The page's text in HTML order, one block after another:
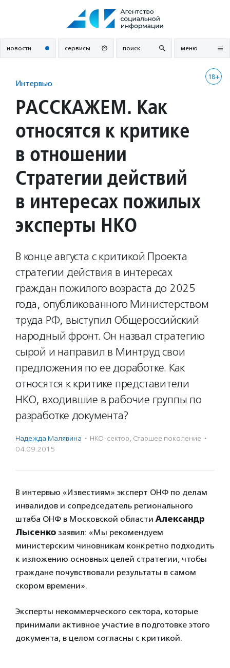
новости сервисы поиск меню
18+
Интервью
РАССКАЖЕМ. Как
относятся к критике
в отношении
Стратегии действий
в интересах пожилых
эксперты НКО
В конце августа с критикой Проекта
стратегии действия в интересах
граждан пожилого возраста до 2025
года, опубликованного Министерством
труда РФ, выступил Общероссийский
народный фронт. Он назвал стратегию
сырой и направил в Минтруд свои
предложения по ее доработке. Как
относятся к критике представители
НКО, входившие в рабочие группы по
разработке документа?
Надежда Малявина · НКО-сектор, Старшее поколение ·
04.09.2015
В интервью «Известиям» эксперт ОНФ по делам
инвалидов и сопредседатель регионального
штаба ОНФ в Московской области Александр
Лысенко заявил: «Мы рекомендуем
министерским чиновникам конкретно подходить
к изложению основных целей стратегии, чтобы
граждане почувствовали результаты в самом
скором времени».
Эксперты некоммерческого сектора, которые
принимали активное участие в подготовке этого
документа, в целом согласны с критикой.